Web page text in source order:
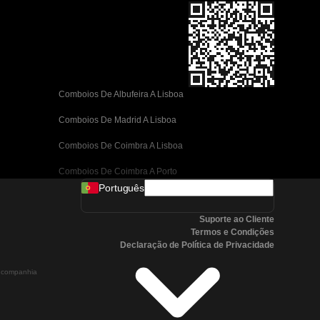
Comboios De Albufeira A Lisboa
Comboios De Madrid A Lisboa
Comboios De Coimbra A Lisboa
Comboios De Coimbra A Porto
Comboios De Valência A Barcelona
Comboios De Málaga A Barcelona
Comboios De Málaga A Madrid
Comboios De Córdoba A Madrid
Português
Suporte ao Cliente
Termos e Condições
Declaração de Política de Privacidade